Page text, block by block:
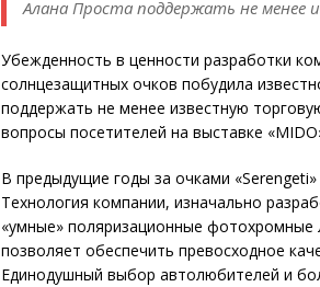
Алана Проста поддержать не менее
Убежденность в ценности разработки
солнцезащитных очков побудила
поддержать не менее известную
вопросы посетителей на выставке
В предыдущие годы за очками
Технология компании, изначально
«умные» поляризационные фотохромные
позволяет обеспечить превосходное
Единодушный выбор автолюбителей и